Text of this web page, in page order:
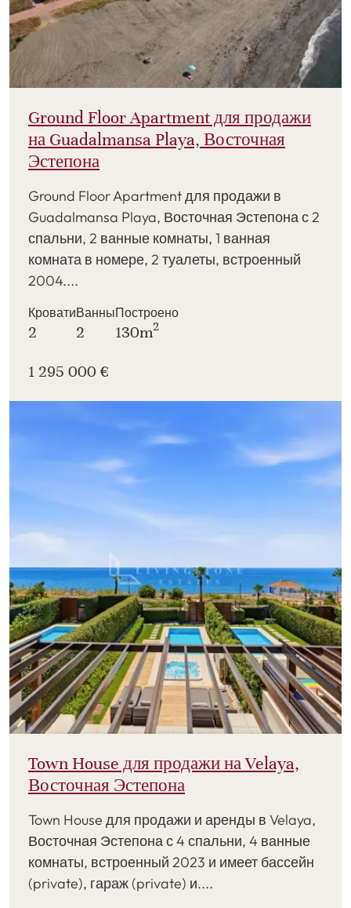
Ground Floor Apartment для продажи
на Guadalmansa Playa, Восточная
Эстепона
Ground Floor Apartment для продажи в
Guadalmansa Playa, Восточная Эстепона с 2
спальни, 2 ванные комнаты, 1 ванная
комната в номере, 2 туалеты, встроенный
2004....
Кровати
2
Ванны
2
Построено
130m2
1 295 000 €
Town House для продажи на Velaya,
Восточная Эстепона
Town House для продажи и аренды в Velaya,
Восточная Эстепона с 4 спальни, 4 ванные
комнаты, встроенный 2023 и имеет бассейн
(private), гараж (private) и....